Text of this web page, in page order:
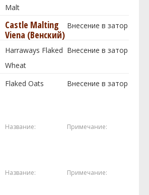
Malt
Castle Malting
Viena (Венский)
Внесение в затор
Harraways Flaked
Wheat
Внесение в затор
Flaked Oats Внесение в затор
Название: Примечание:
Название: Примечание: